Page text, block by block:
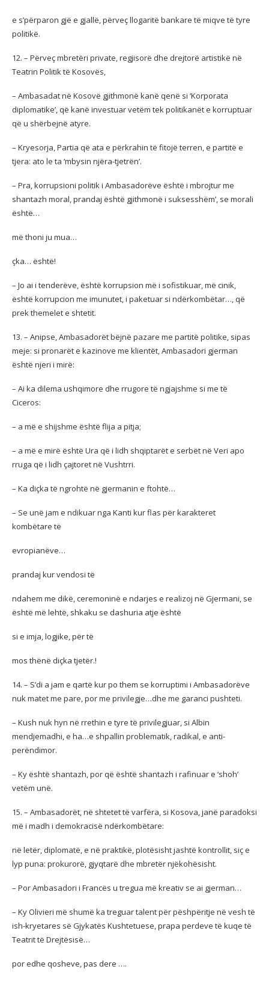
e s’përparon gjë e gjallë, përveç llogaritë bankare të miqve të tyre
politikë.
12. – Përveç mbretëri private, regjisorë dhe drejtorë artistikë në
Teatrin Politik të Kosovës,
– Ambasadat në Kosovë gjithmonë kanë qenë si ‘Korporata
diplomatike’, që kanë investuar vetëm tek politikanët e korruptuar
që u shërbejnë atyre.
– Kryesorja, Partia që ata e përkrahin të fitojë terren, e partitë e
tjera: ato le ta ‘mbysin njëra-tjetrën’.
– Pra, korrupsioni politik i Ambasadorëve është i mbrojtur me
shantazh moral, prandaj është gjithmonë i suksesshëm’, se morali
është…
më thoni ju mua…
çka… është!
– Jo ai i tenderëve, është korrupsion më i sofistikuar, më cinik,
është korrupcion me imunutet, i paketuar si ndërkombëtar…, që
prek themelet e shtetit.
13. – Anipse, Ambasadorët bëjnë pazare me partitë politike, sipas
meje: si pronarët e kazinove me klientët, Ambasadori gjerman
është njeri i mirë:
– Ai ka dilema ushqimore dhe rrugore të ngjajshme si me të
Ciceros:
– a më e shijshme është flija a pitja;
– a më e mirë është Ura që i lidh shqiptarët e serbët në Veri apo
rruga që i lidh çajtoret në Vushtrri.
– Ka diçka të ngrohtë në gjermanin e ftohtë…
– Se unë jam e ndikuar nga Kanti kur flas për karakteret
kombëtare të
evropianëve…
prandaj kur vendosi të
ndahem me dikë, ceremoninë e ndarjes e realizoj në Gjermani, se
është më lehtë, shkaku se dashuria atje është
si e imja, logjike, për të
mos thënë diçka tjetër.!
14. – S’di a jam e qartë kur po them se korruptimi i Ambasadorëve
nuk matet me pare, por me privilegje…dhe me garanci pushteti.
– Kush nuk hyn në rrethin e tyre të privilegjuar, si Albin
mendjemadhi, e ha…e shpallin problematik, radikal, e anti-
perëndimor.
– Ky është shantazh, por që është shantazh i rafinuar e ‘shoh’
vetëm unë.
15. – Ambasadorët, në shtetet të varfëra, si Kosova, janë paradoksi
më i madh i demokracisë ndërkombëtare:
në letër, diplomatë, e në praktikë, plotësisht jashtë kontrollit, siç e
lyp puna: prokurorë, gjyqtarë dhe mbretër njëkohësisht.
– Por Ambasadori i Francës u tregua më kreativ se ai gjerman…
– Ky Olivieri më shumë ka treguar talent për pëshpëritje në vesh të
ish-kryetares së Gjykatës Kushtetuese, prapa perdeve të kuqe të
Teatrit të Drejtësisë…
por edhe qosheve, pas dere ….